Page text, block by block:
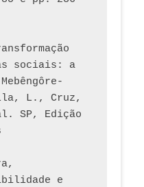
sociais: a
L., Cruz,
SP, Edição
e